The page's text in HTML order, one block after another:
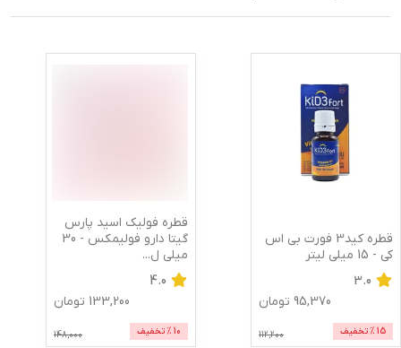
قطره کید3 فورت بی اس
کی - 15 میلی لیتر
3.0
95,370 تومان
15 % تخفیف 112,200
قطره فولیک اسید پارس
گیتا دارو فولیمکس - 30
میلی ل...
4.0
133,200 تومان
10 % تخفیف 148,000